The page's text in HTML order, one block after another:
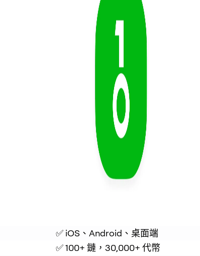
✅ iOS、Android、桌面端
✅ 100+ 鏈，30,000+ 代幣